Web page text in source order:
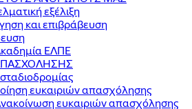
εξέλιξη
και επιβράβευση
ΕΛΠΕ
ευκαιριών απασχόλησης
ευκαιριών απασχόλησης